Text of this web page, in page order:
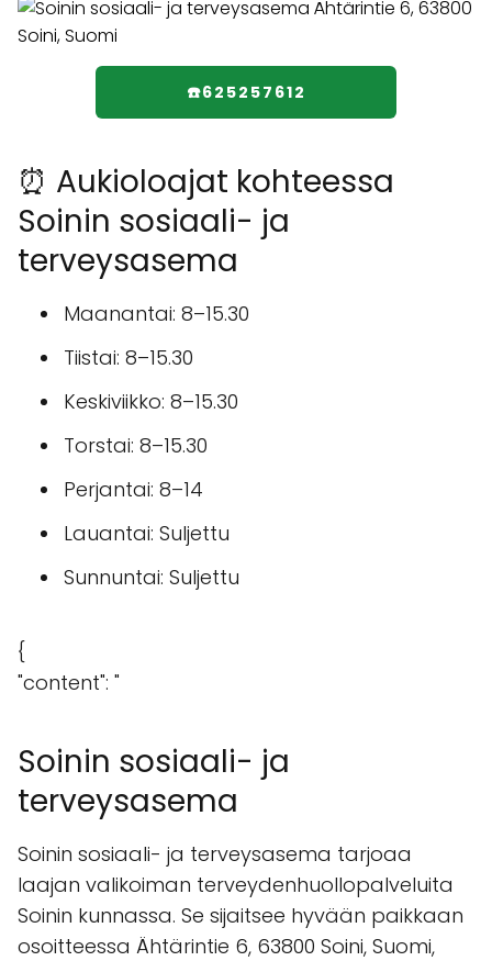
☎️625257612
⏰ Aukioloajat kohteessa
Soinin sosiaali- ja
terveysasema
Maanantai: 8–15.30
Tiistai: 8–15.30
Keskiviikko: 8–15.30
Torstai: 8–15.30
Perjantai: 8–14
Lauantai: Suljettu
Sunnuntai: Suljettu
{
"content": "
Soinin sosiaali- ja
terveysasema
Soinin sosiaali- ja terveysasema tarjoaa
laajan valikoiman terveydenhuollopalveluita
Soinin kunnassa. Se sijaitsee hyvään paikkaan
osoitteessa Ähtärintie 6, 63800 Soini, Suomi,